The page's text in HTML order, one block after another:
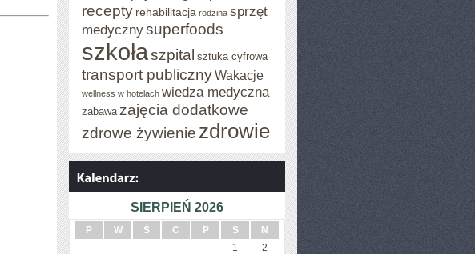
recepty rehabilitacja rodzina sprzęt
medycznysuperfoods
szkołaszpital sztuka cyfrowa
transport publicznyWakacje
wellness w hotelach wiedza medyczna
zabawa zajęcia dodatkowe
zdrowe żywienie zdrowie
SIERPIEŃ 2026
P W Ś C P S
N
1
2